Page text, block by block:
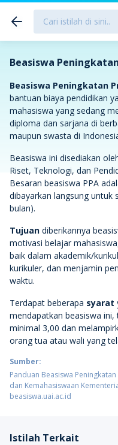
Beasiswa
Beasiswa Peningkatan
bantuan biaya pendidikan
mahasiswa yang sedang
diploma dan sarjana di
maupun swasta di
Beasiswa ini disediakan
Riset, Teknologi, dan
Besaran beasiswa PPA
dibayarkan langsung untuk
bulan).
Tujuan diberikannya
motivasi belajar
baik dalam akademik/
kurikuler, dan menjamin
waktu.
Terdapat beberapa syarat
mendapatkan beasiswa
minimal 3,00 dan
orang tua atau wali yang
Sumber:
Panduan Beasiswa
dan Kemahasiswaan
beasiswa.uai.ac.id
Istilah Terkait